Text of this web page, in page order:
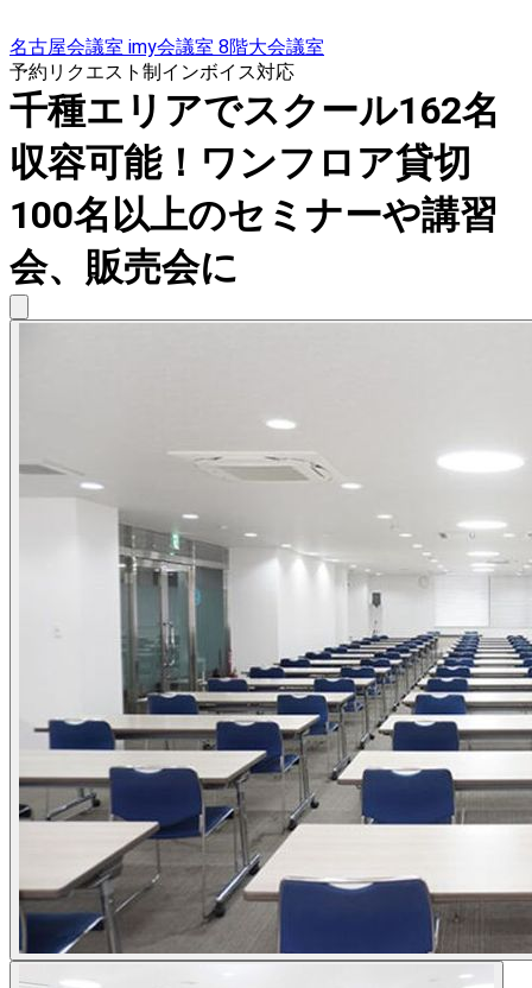
名古屋会議室 imy会議室 8階大会議室
予約リクエスト制インボイス対応
千種エリアでスクール162名
収容可能！ワンフロア貸切
100名以上のセミナーや講習
会、販売会に